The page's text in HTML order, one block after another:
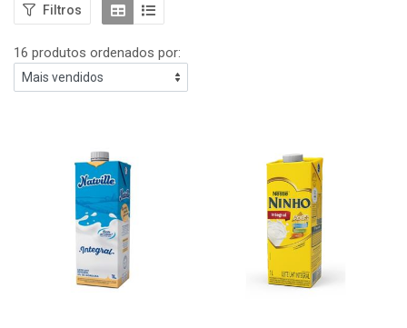
Filtros
16 produtos ordenados por: